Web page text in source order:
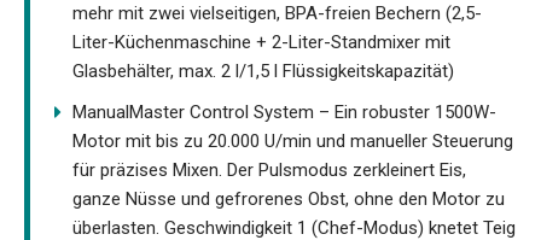
mehr mit zwei vielseitigen, BPA-freien Bechern (2,5-
Liter-Küchenmaschine + 2-Liter-Standmixer mit
Glasbehälter, max. 2 l/1,5 l Flüssigkeitskapazität)
ManualMaster Control System – Ein robuster 1500W-
Motor mit bis zu 20.000 U/min und manueller Steuerung
für präzises Mixen. Der Pulsmodus zerkleinert Eis,
ganze Nüsse und gefrorenes Obst, ohne den Motor zu
überlasten. Geschwindigkeit 1 (Chef-Modus) knetet Teig